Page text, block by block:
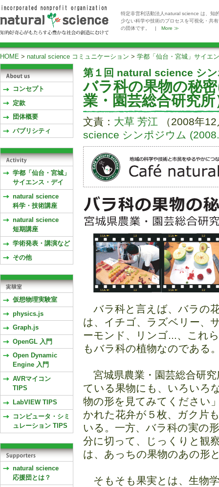
特定非営利活動法人natural science は、知
少ない科学や技術のプロセスを可視化・共
の団体です。 | More ≫
HOME > natural science コミュニケーション > 学都「仙台・宮城」サイエ
第１回 natural science シ
バラ科の果物の秘
業・園芸総合研究所
文責： 大草 芳江 （2008年
science シンポジウム
バラ科と言えば、バラの
は、イチゴ、ラズベリー、
ーモンド、リンゴ...、これ
もバラ科の植物なのである
宮城県農業・園芸総合研
ている果物にも、いろいろ
物の形を見てみてください
かれた花弁が５枚、ガク片
いる。一方、バラ科の実の
分に切って、じっくりと観
は、あっちの果物のあの形
そもそも果実とは、生物
コンセプト
定款
団体概要
パブリシティ
学都「仙台・宮城」
サイエンス・デイ
natural science
科学・技術講座
natural science
短期講座
学術発表・講演など
その他
仮想物理実験室
physics.js
Graph.js
OpenGL 入門
Open Dynamic
Engine 入門
AVRマイコン
TIPS
LabVIEW TIPS
コンピュータ・シミ
ュレーション TIPS
natural science
応援団とは？